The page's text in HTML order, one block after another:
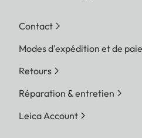
Contact
Modes d'expédition et de
Retours
Réparation & entretien
Leica Account